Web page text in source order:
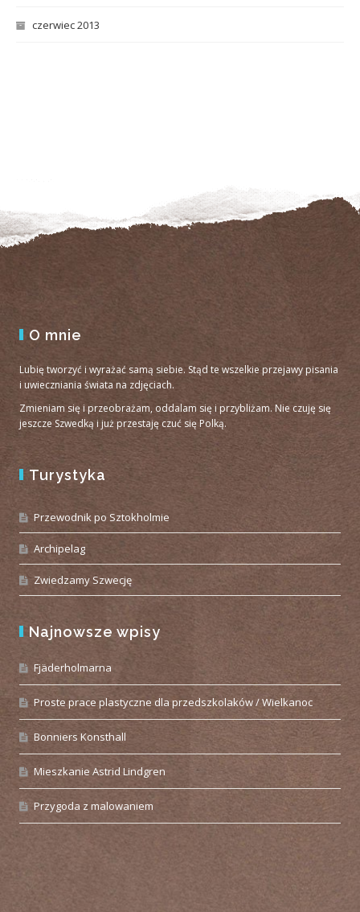
czerwiec 2013
O mnie
Lubię tworzyć i wyrażać samą siebie. Stąd te wszelkie przejawy pisania
i uwieczniania świata na zdjęciach.
Zmieniam się i przeobrażam, oddalam się i przybliżam. Nie czuję się
jeszcze Szwedką i już przestaję czuć się Polką.
Turystyka
Przewodnik po Sztokholmie
Archipelag
Zwiedzamy Szwecję
Najnowsze wpisy
Fjäderholmarna
Proste prace plastyczne dla przedszkolaków / Wielkanoc
Bonniers Konsthall
Mieszkanie Astrid Lindgren
Przygoda z malowaniem